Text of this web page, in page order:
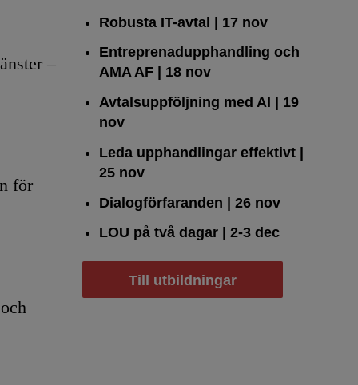
–
för
Robusta IT-avtal | 17 nov
Entreprenadupphandling och
AMA AF | 18 nov
Avtalsuppföljning med AI | 19
nov
Leda upphandlingar effektivt |
25 nov
Dialogförfaranden | 26 nov
LOU på två dagar | 2-3 dec
Till utbildningar